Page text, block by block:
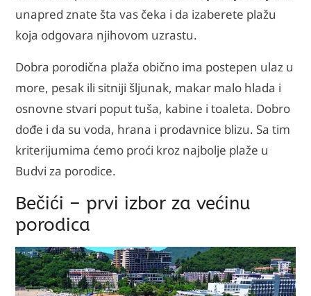
unapred znate šta vas čeka i da izaberete plažu
koja odgovara njihovom uzrastu.
Dobra porodična plaža obično ima postepen ulaz u
more, pesak ili sitniji šljunak, makar malo hlada i
osnovne stvari poput tuša, kabine i toaleta. Dobro
dođe i da su voda, hrana i prodavnice blizu. Sa tim
kriterijumima ćemo proći kroz najbolje plaže u
Budvi za porodice.
Bečići – prvi izbor za većinu
porodica